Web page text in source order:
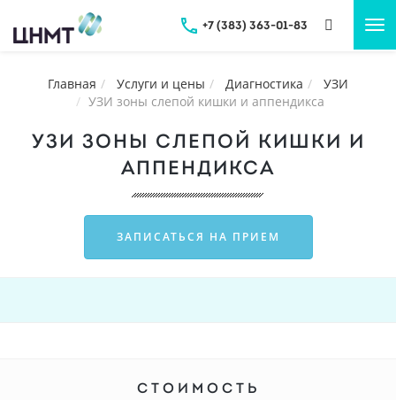
+7 (383) 363-01-83
Главная Услуги и цены Диагностика
УЗИ
УЗИ зоны слепой кишки и аппендикса
УЗИ ЗОНЫ СЛЕПОЙ КИШКИ И
АППЕНДИКСА
ЗАПИСАТЬСЯ НА ПРИЕМ
СТОИМОСТЬ